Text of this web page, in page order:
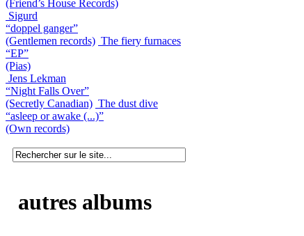
(Friend’s House Records)
Sigurd
“doppel ganger”
(Gentlemen records) The fiery furnaces
“EP”
(Pias)
Jens Lekman
“Night Falls Over”
(Secretly Canadian) The dust dive
“asleep or awake (...)”
(Own records)
autres albums